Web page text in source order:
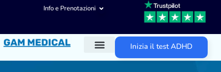
Info e Prenotazioni
Inizia il test ADHD